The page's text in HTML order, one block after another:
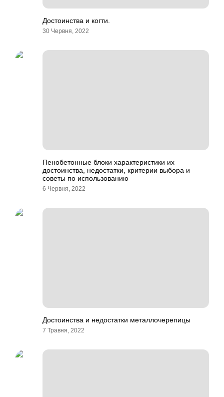
Достоинства и когти.
30 Червня, 2022
Пенобетонные блоки характеристики их
достоинства, недостатки, критерии выбора и
советы по использованию
6 Червня, 2022
Достоинства и недостатки металлочерепицы
7 Травня, 2022